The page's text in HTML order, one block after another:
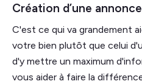
Création d’une
C'est ce qui va grandement
votre bien plutôt que celui
d'y mettre un maximum
vous aider à faire la